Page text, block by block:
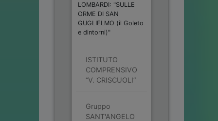
LOMBARDI: "SULLE
ORME DI SAN
GUGLIELMO (il Goleto
e dintorni)"
ISTITUTO
COMPRENSIVO
“V. CRISCUOLI”
Gruppo
SANT'ANGELO